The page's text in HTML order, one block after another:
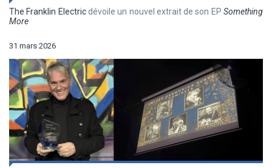
The Franklin Electricdévoile un nouvel extrait de son EPSomething
More
31 mars 2026